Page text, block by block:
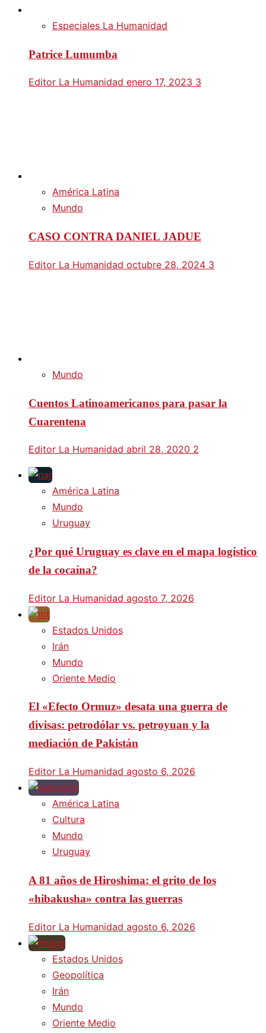
Especiales La Humanidad
Patrice Lumumba
Editor La Humanidad enero 17, 2023 3
América Latina
Mundo
CASO CONTRA DANIEL JADUE
Editor La Humanidad octubre 28, 2024 3
Mundo
Cuentos Latinoamericanos para pasar la
Cuarentena
Editor La Humanidad abril 28, 2020 2
América Latina
Mundo
Uruguay
¿Por qué Uruguay es clave en el mapa logístico
de la cocaína?
Editor La Humanidad agosto 7, 2026
Estados Unidos
Irán
Mundo
Oriente Medio
El «Efecto Ormuz» desata una guerra de
divisas: petrodólar vs. petroyuan y la
mediación de Pakistán
Editor La Humanidad agosto 6, 2026
América Latina
Cultura
Mundo
Uruguay
A 81 años de Hiroshima: el grito de los
«hibakusha» contra las guerras
Editor La Humanidad agosto 6, 2026
Estados Unidos
Geopolítica
Irán
Mundo
Oriente Medio